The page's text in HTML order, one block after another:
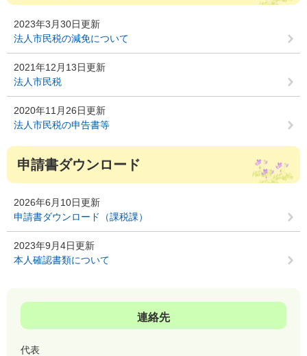
2023年3月30日更新
法人市民税の減免について
2021年12月13日更新
法人市民税
2020年11月26日更新
法人市民税の申告書等
申請書ダウンロード
2026年6月10日更新
申請書ダウンロード（課税課）
2023年9月4日更新
本人確認書類について
連絡先
代表